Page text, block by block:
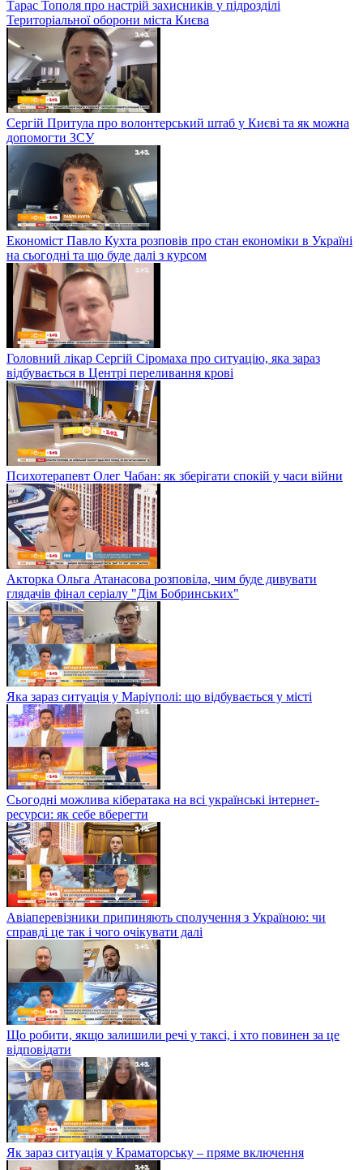
Тарас Тополя про настрій захисників у підрозділі
Територіальної оборони міста Києва
Сергій Притула про волонтерський штаб у Києві та як можна
допомогти ЗСУ
Економіст Павло Кухта розповів про стан економіки в Україні
на сьогодні та що буде далі з курсом
Головний лікар Сергій Сіромаха про ситуацію, яка зараз
відбувається в Центрі переливання крові
Психотерапевт Олег Чабан: як зберігати спокій у часи війни
Акторка Ольга Атанасова розповіла, чим буде дивувати
глядачів фінал серіалу "Дім Бобринських"
Яка зараз ситуація у Маріуполі: що відбувається у місті
Сьогодні можлива кібератака на всі українські інтернет-
ресурси: як себе вберегти
Авіаперевізники припиняють сполучення з Україною: чи
справді це так і чого очікувати далі
Що робити, якщо залишили речі у таксі, і хто повинен за це
відповідати
Як зараз ситуація у Краматорську – пряме включення